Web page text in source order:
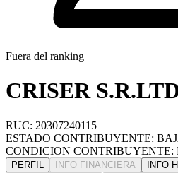
Fuera del ranking
CRISER
RUC: 20307240115
ESTADO CONTRIBUYENTE:
CONDICION CONTRIBUYENTE:
PERFIL INFO FINANCIERA
INFO